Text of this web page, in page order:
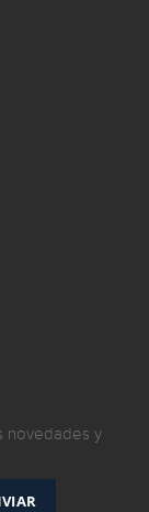
novedades y